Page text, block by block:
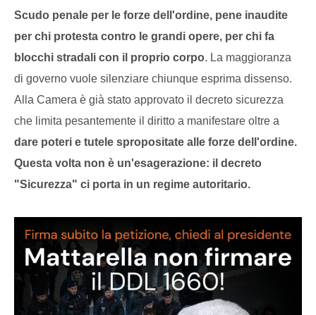
Scudo penale per le forze dell'ordine, pene inaudite
per chi protesta contro le grandi opere, per chi fa
blocchi stradali con il proprio corpo. La maggioranza
di governo vuole silenziare chiunque esprima dissenso.
Alla Camera è già stato approvato il decreto sicurezza
che limita pesantemente il diritto a manifestare oltre a
dare poteri e tutele spropositate alle forze dell'ordine.
Questa volta non è un'esagerazione: il decreto
"Sicurezza" ci porta in un regime autoritario.